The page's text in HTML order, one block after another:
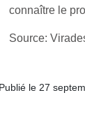
connaître le
Source:
Publié le 27